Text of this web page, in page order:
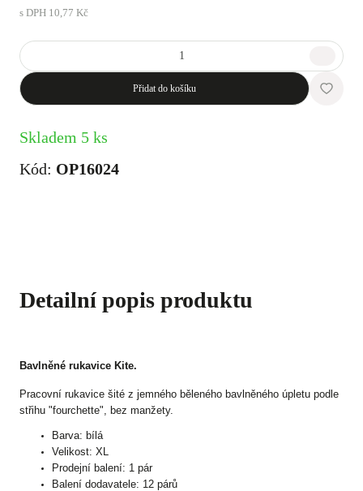
s DPH 10,77 Kč
Přidat do košíku
Skladem 5 ks
Kód: OP16024
Detailní popis produktu
Bavlněné rukavice Kite.
Pracovní rukavice šité z jemného běleného bavlněného úpletu podle
střihu "fourchette", bez manžety.
Barva: bílá
Velikost: XL
Prodejní balení: 1 pár
Balení dodavatele: 12 párů